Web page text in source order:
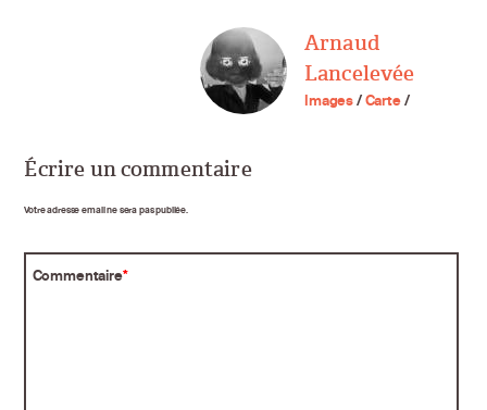
Arnaud
Lancelevée
Images/Carte/
Écrire un commentaire
Votre adresse email ne sera pas publiée.
Commentaire*